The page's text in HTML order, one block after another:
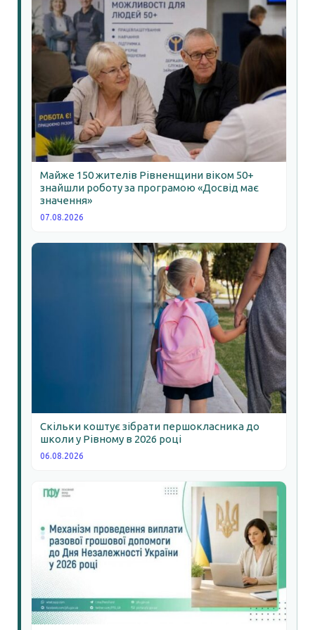
Майже 150 жителів Рівненщини віком 50+
знайшли роботу за програмою «Досвід має
значення»
07.08.2026
Скільки коштує зібрати першокласника до
школи у Рівному в 2026 році
06.08.2026